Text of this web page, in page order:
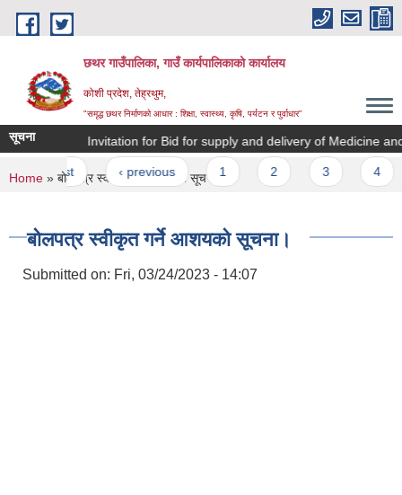
Skip to main content
छथर गाउँपालिका, गाउँ कार्यपालिकाको कार्यालय
कोशी प्रदेश, तेह्रथुम,
"समृद्ध छथर निर्माणको आधार : शिक्षा, स्वास्थ्य, कृषि, पर्यटन र पुर्वाधार”
सूचना
|| Invitation for Bid for supply and delivery of Medicine and
‹ previous 1
You are here
Home » बोलपत्र स्वीकृत गर्ने आशयको सूचना।
बोलपत्र स्वीकृत गर्ने आशयको सूचना।
Submitted on: Fri, 03/24/2023 - 14:07